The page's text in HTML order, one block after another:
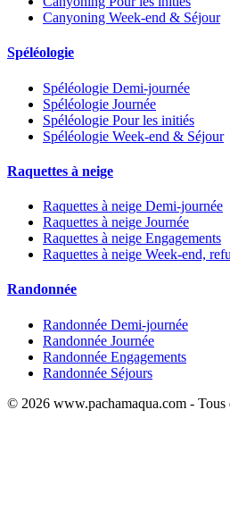
Canyoning Week-end & Séjour
Spéléologie
Spéléologie Demi-journée
Spéléologie Journée
Spéléologie Pour les initiés
Spéléologie Week-end & Séjour
Raquettes à neige
Raquettes à neige Demi-journée
Raquettes à neige Journée
Raquettes à neige Engagements
Raquettes à neige Week-end,
Randonnée
Randonnée Demi-journée
Randonnée Journée
Randonnée Engagements
Randonnée Séjours
© 2026 www.pachamaqua.com - Tous